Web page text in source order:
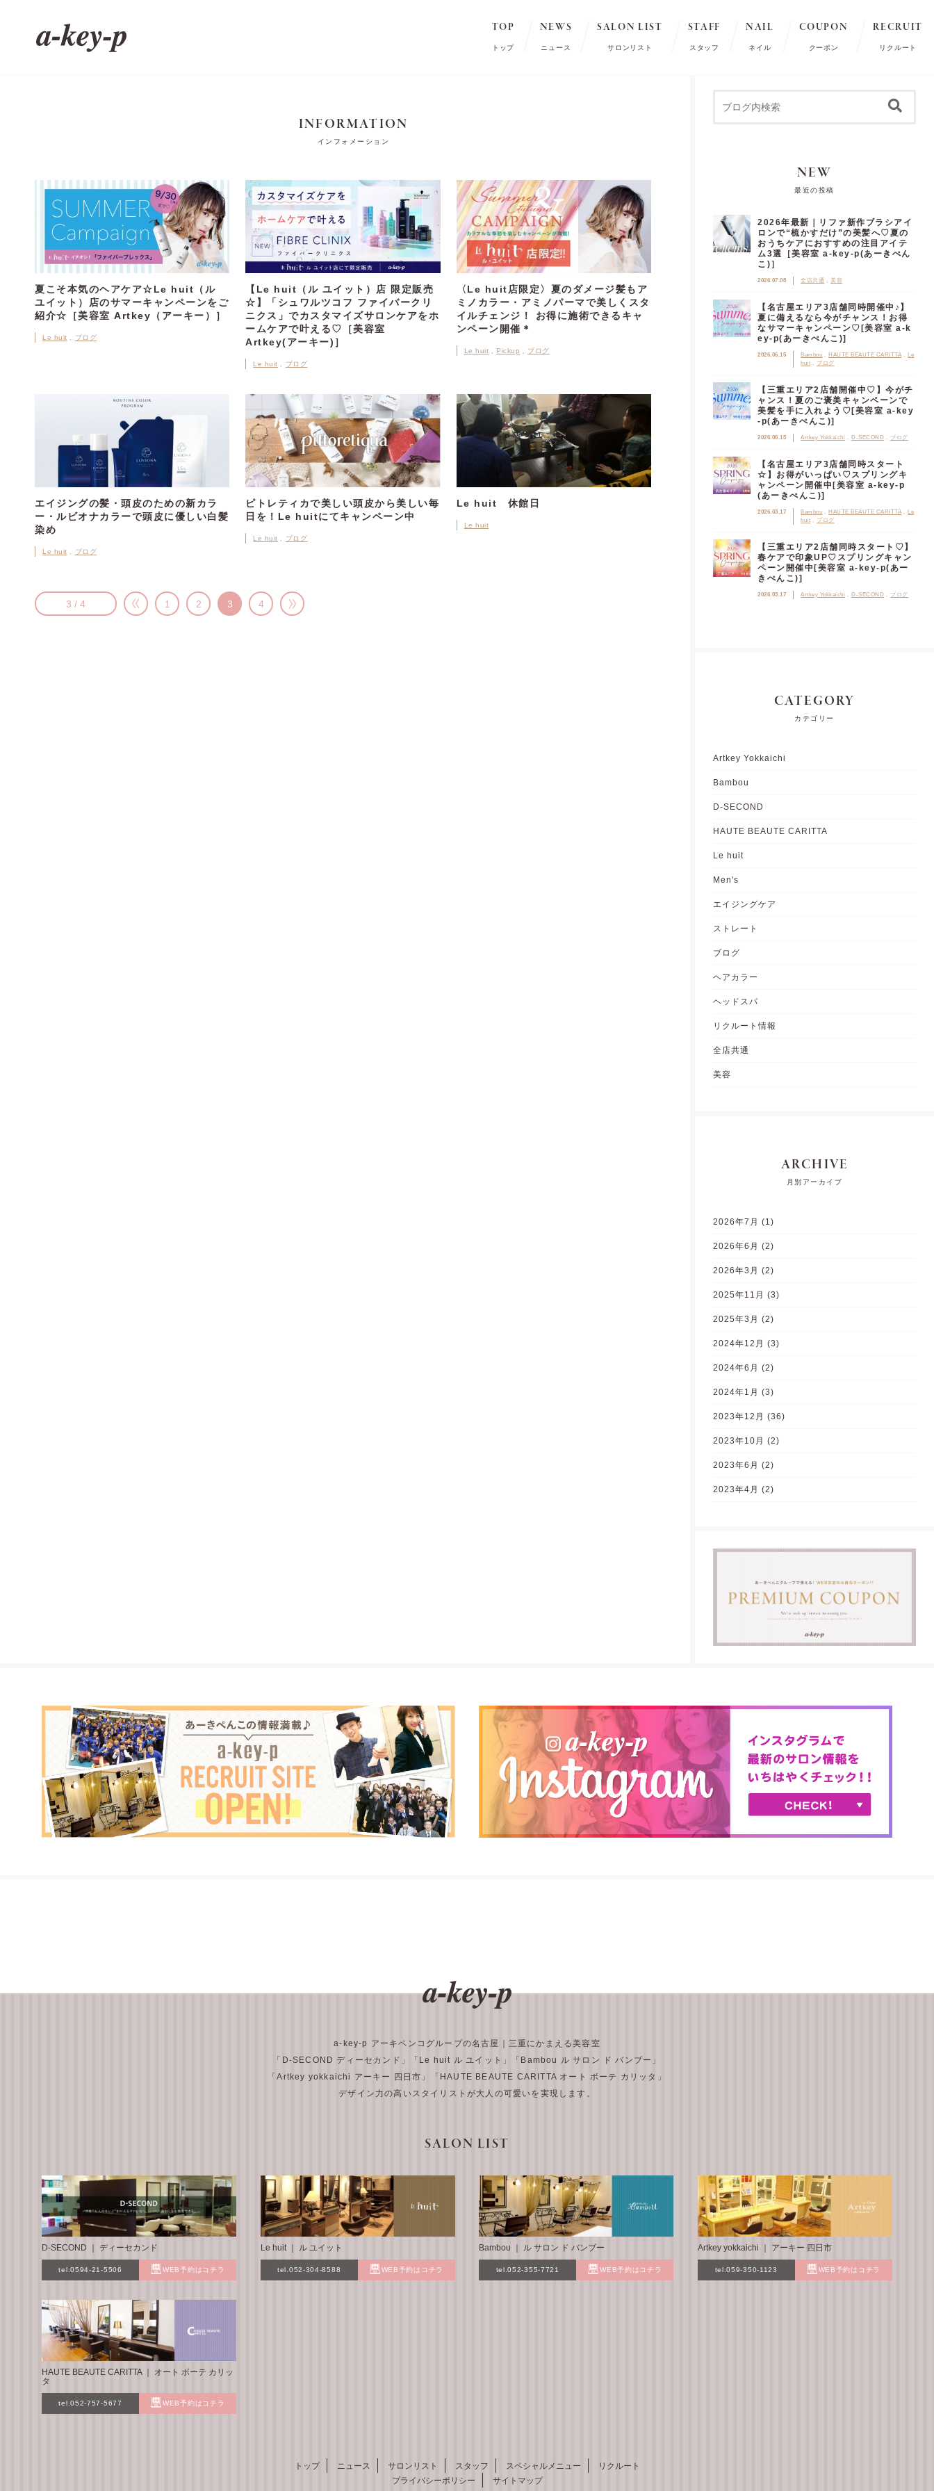
TOP
トップ
NEWS
ニュース
SALON LIST
サロンリスト
STAFF
スタッフ
NAIL
ネイル
COUPON
クーポン
RECRUIT
リクルート
INFORMATION
インフォメーション
夏こそ本気のヘアケア☆Le huit（ル
ユイット）店のサマーキャンペーンをご
紹介☆［美容室 Artkey（アーキー）］
Le huit ブログ
【Le huit（ル ユイット）店 限定販売
☆】「シュワルツコフ ファイバークリ
ニクス」でカスタマイズサロンケアをホ
ームケアで叶える♡［美容室
Artkey(アーキー)］
Le huit ブログ
〈Le huit店限定〉夏のダメージ髪もア
ミノカラー・アミノパーマで美しくスタ
イルチェンジ！ お得に施術できるキャ
ンペーン開催＊
Le huit Pickup ブログ
エイジングの髪・頭皮のための新カラ
ー・ルビオナカラーで頭皮に優しい白髪
染め
Le huit ブログ
ピトレティカで美しい頭皮から美しい毎
日を！Le huitにてキャンペーン中
Le huit ブログ
Le huit 休館日
Le huit
3 / 4 1 2 3 4
NEW
最近の投稿
2026年最新｜リファ新作ブラシアイ
ロンで“梳かすだけ”の美髪へ♡夏の
おうちケアにおすすめの注目アイテ
ム3選［美容室 a-key-p(あーきぺん
こ)］
2026.07.08 全店共通 美容
【名古屋エリア3店舗同時開催中♪】
夏に備えるなら今がチャンス！お得
なサマーキャンペーン♡[美容室 a-k
ey-p(あーきぺんこ)]
2026.06.15 Bambou HAUTE BEAUTE CARITTA
Le
huit
ブログ
【三重エリア2店舗開催中♡】今がチ
ャンス！夏のご褒美キャンペーンで
美髪を手に入れよう♡[美容室 a-key
-p(あーきぺんこ)]
2026.06.15 Artkey Yokkaichi D-SECOND ブログ
【名古屋エリア3店舗同時スタート
☆】お得がいっぱい♡スプリングキ
ャンペーン開催中[美容室 a-key-p
(あーきぺんこ)]
2026.03.17 Bambou HAUTE BEAUTE CARITTA
Le
huit
ブログ
【三重エリア2店舗同時スタート♡】
春ケアで印象UP♡スプリングキャン
ペーン開催中[美容室 a-key-p(あー
きぺんこ)]
2026.03.17 Artkey Yokkaichi D-SECOND ブログ
CATEGORY
カテゴリー
Artkey Yokkaichi
Bambou
D-SECOND
HAUTE BEAUTE CARITTA
Le huit
Men's
エイジングケア
ストレート
ブログ
ヘアカラー
ヘッドスパ
リクルート情報
全店共通
美容
ARCHIVE
月別アーカイブ
2026年7月 (1)
2026年6月 (2)
2026年3月 (2)
2025年11月 (3)
2025年3月 (2)
2024年12月 (3)
2024年6月 (2)
2024年1月 (3)
2023年12月 (36)
2023年10月 (2)
2023年6月 (2)
2023年4月 (2)
a-key-p アーキペンコグループの名古屋｜三重にかまえる美容室
「D-SECOND ディーセカンド」
「Le huit ル ユイット」
「Bambou ル サロン ド バンブー」
「Artkey yokkaichi アーキー 四日市」
「HAUTE BEAUTE CARITTA オート ボーテ カリッタ」
デザイン力の高いスタイリストが大人の可愛いを実現します。
SALON LIST
D-SECOND ｜ ディーセカンド
tel.0594-21-5506 WEB予約はコチラ
Le huit ｜ ル ユイット
tel.052-304-8588 WEB予約はコチラ
Bambou ｜ ル サロン ド バンブー
tel.052-355-7721 WEB予約はコチラ
Artkey yokkaichi ｜ アーキー 四日市
tel.059-350-1123 WEB予約はコチラ
HAUTE BEAUTE CARITTA ｜ オート ボーテ カリッ
タ
tel.052-757-5677 WEB予約はコチラ
トップ ニュース サロンリスト スタッフ スペシャルメニュー
リクルート
プライバシーポリシー
サイトマップ